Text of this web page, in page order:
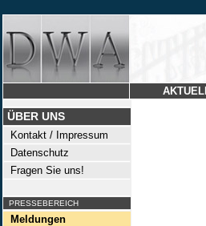
ÜBER UNS
Kontakt / Impressum
Datenschutz
Fragen Sie uns!
PRESSEBEREICH
Meldungen